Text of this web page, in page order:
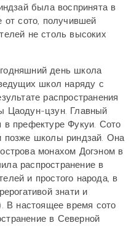
была воспринята в
от сото, получившей
не столь высоких
день школа
школ наряду с
распространения
Цаодун-цзун. Главный
в префектуре Фукуи. Сото
позже школы риндзай. Она
монахом Догэном в
распространение в
и простого народа, в
знати и
В настоящее время сото
в Северной